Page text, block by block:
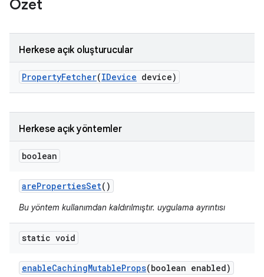
Özet
Herkese açık oluşturucular
PropertyFetcher(IDevice device)
Herkese açık yöntemler
boolean
arePropertiesSet()
Bu yöntem kullanımdan kaldırılmıştır. uygulama ayrıntısı
static void
enableCachingMutableProps(boolean enabled)